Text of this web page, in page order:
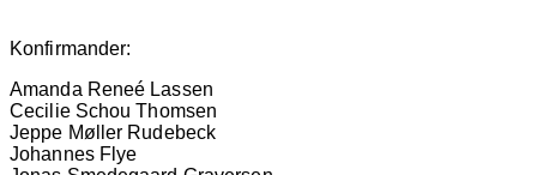
Konfirmander:
Amanda Reneé Lassen
Cecilie Schou Thomsen
Jeppe Møller Rudebeck
Johannes Flye